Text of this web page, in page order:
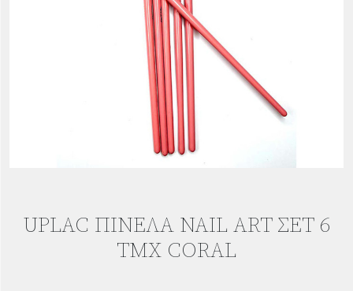
UPLAC ΠΙΝΈΛΑ NAIL ART ΣΈΤ 6
ΤΜΧ CORAL